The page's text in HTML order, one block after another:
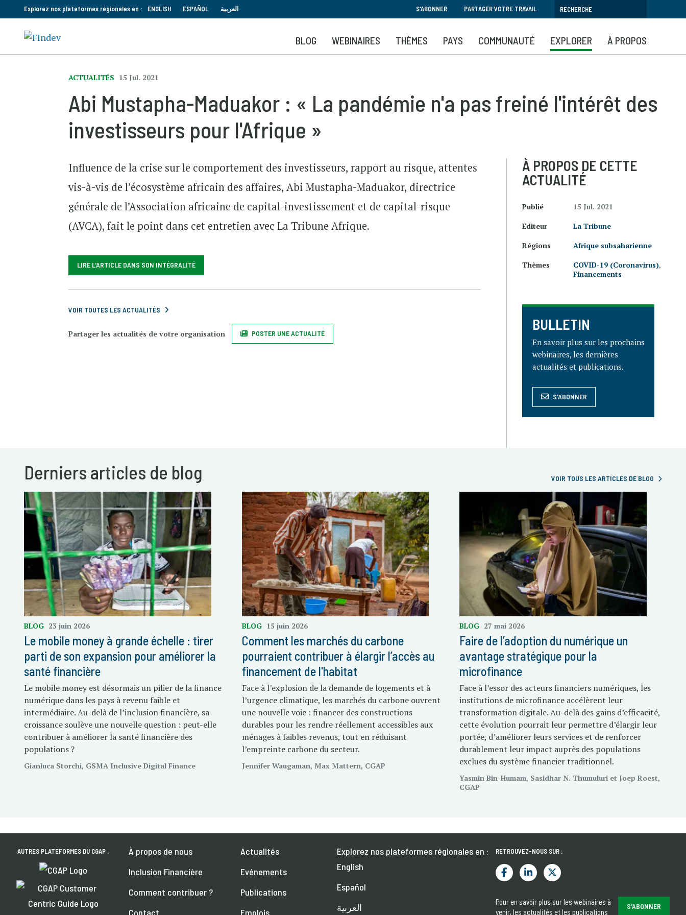
au
contenu
principal
Explorez nos plateformes régionales en : ENGLISH ESPAÑOL العربية S'ABONNER PARTAGER VOTRE TRAVAIL
BLOG WEBINAIRES THÈMES PAYS COMMUNAUTÉ EXPLORER À PROPOS
ACTUALITÉS 15 Jul. 2021
Abi Mustapha-Maduakor : « La pandémie n'a pas freiné l'intérêt des
investisseurs pour l'Afrique »
Influence de la crise sur le comportement des investisseurs, rapport au risque, attentes
vis-à-vis de l’écosystème africain des affaires, Abi Mustapha-Maduakor, directrice
générale de l’Association africaine de capital-investissement et de capital-risque
(AVCA), fait le point dans cet entretien avec La Tribune Afrique.
LIRE L'ARTICLE DANS SON INTÉGRALITÉ
VOIR TOUTES LES ACTUALITÉS
Partager les actualités de votre organisation POSTER UNE ACTUALITÉ
À PROPOS DE CETTE
ACTUALITÉ
Publié
15 Jul. 2021
Editeur
La Tribune
Régions
Afrique subsaharienne
Thèmes
COVID-19 (Coronavirus),
Financements
BULLETIN
En savoir plus sur les prochains
webinaires, les dernières
actualités et publications.
S'ABONNER
Derniers articles de blog VOIR TOUS LES ARTICLES DE BLOG
BLOG 23 juin 2026
Le mobile money à grande échelle : tirer
parti de son expansion pour améliorer la
santé financière
Le mobile money est désormais un pilier de la finance
numérique dans les pays à revenu faible et
intermédiaire. Au-delà de l’inclusion financière, sa
croissance soulève une nouvelle question : peut-elle
contribuer à améliorer la santé financière des
populations ?
Gianluca Storchi, GSMA Inclusive Digital Finance
BLOG 15 juin 2026
Comment les marchés du carbone
pourraient contribuer à élargir l’accès au
financement de l'habitat
Face à l’explosion de la demande de logements et à
l’urgence climatique, les marchés du carbone ouvrent
une nouvelle voie : financer des constructions
durables pour les rendre réellement accessibles aux
ménages à faibles revenus, tout en réduisant
l’empreinte carbone du secteur.
Jennifer Waugaman, Max Mattern, CGAP
BLOG 27 mai 2026
Faire de l’adoption du numérique un
avantage stratégique pour la
microfinance
Face à l’essor des acteurs financiers numériques, les
institutions de microfinance accélèrent leur
transformation digitale. Au-delà des gains d’efficacité,
cette évolution pourrait leur permettre d’élargir leur
portée, d’améliorer leurs services et de renforcer
durablement leur impact auprès des populations
exclues du système financier traditionnel.
Yasmin Bin-Humam, Sasidhar N. Thumuluri et Joep Roest,
CGAP
AUTRES PLATEFORMES DU CGAP :
À propos de nous
Inclusion Financière
Comment contribuer ?
Contact
Actualités
Evénements
Publications
Emplois
Explorez nos plateformes régionales en :
English
Español
العربية
RETROUVEZ-NOUS SUR :
Pour en savoir plus sur les webinaires à
venir, les actualités et les publications
S'ABONNER